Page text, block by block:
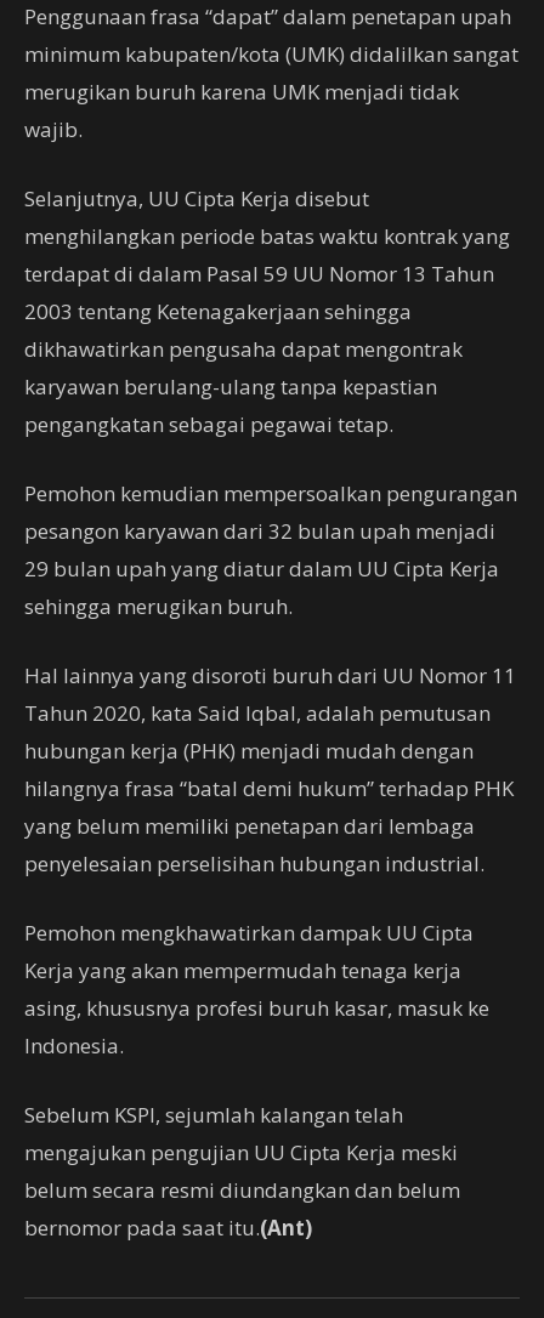
Penggunaan frasa “dapat” dalam penetapan upah
minimum kabupaten/kota (UMK) didalilkan sangat
merugikan buruh karena UMK menjadi tidak
wajib.
Selanjutnya, UU Cipta Kerja disebut
menghilangkan periode batas waktu kontrak yang
terdapat di dalam Pasal 59 UU Nomor 13 Tahun
2003 tentang Ketenagakerjaan sehingga
dikhawatirkan pengusaha dapat mengontrak
karyawan berulang-ulang tanpa kepastian
pengangkatan sebagai pegawai tetap.
Pemohon kemudian mempersoalkan pengurangan
pesangon karyawan dari 32 bulan upah menjadi
29 bulan upah yang diatur dalam UU Cipta Kerja
sehingga merugikan buruh.
Hal lainnya yang disoroti buruh dari UU Nomor 11
Tahun 2020, kata Said Iqbal, adalah pemutusan
hubungan kerja (PHK) menjadi mudah dengan
hilangnya frasa “batal demi hukum” terhadap PHK
yang belum memiliki penetapan dari lembaga
penyelesaian perselisihan hubungan industrial.
Pemohon mengkhawatirkan dampak UU Cipta
Kerja yang akan mempermudah tenaga kerja
asing, khususnya profesi buruh kasar, masuk ke
Indonesia.
Sebelum KSPI, sejumlah kalangan telah
mengajukan pengujian UU Cipta Kerja meski
belum secara resmi diundangkan dan belum
bernomor pada saat itu.(Ant)